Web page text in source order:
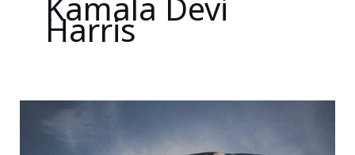
Harris